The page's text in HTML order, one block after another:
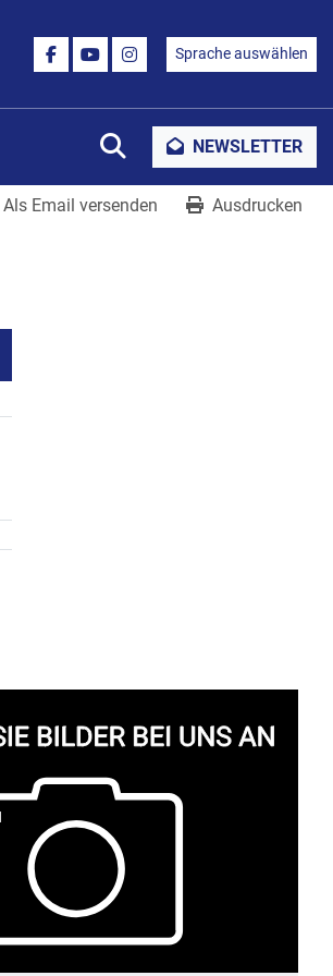
FACEBOOK
YOUTUBEINSTAGRAM
Sprache auswählen
SucheNEWSLETTER
Als Email versenden Ausdrucken